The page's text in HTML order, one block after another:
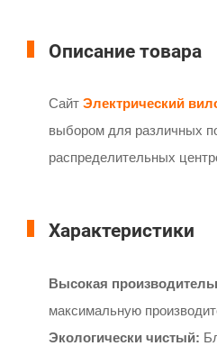
Описание товара
Сайт Электрический
выбором для различных
распределительных
Характеристики
Высокая
максимальную
Экологически чистый: